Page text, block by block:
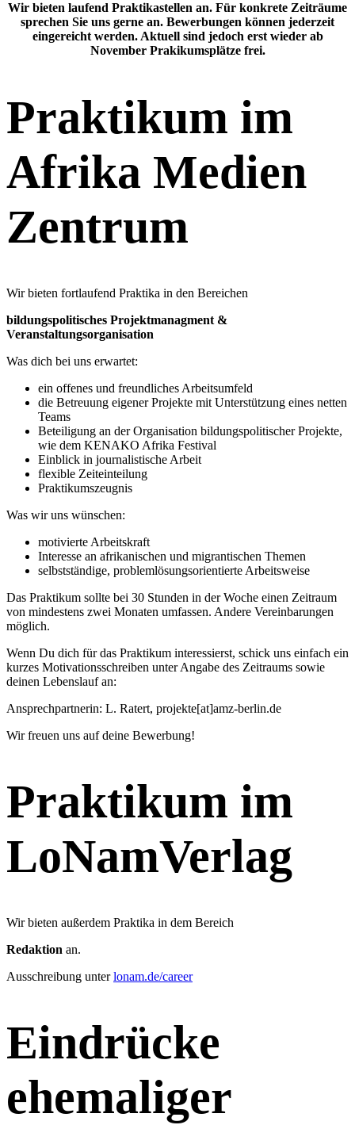
Wir bieten laufend Praktikastellen an. Für konkrete Zeiträume
sprechen Sie uns gerne an. Bewerbungen können jederzeit
eingereicht werden. Aktuell sind jedoch erst wieder ab
November Prakikumsplätze frei.
Praktikum im
Afrika Medien
Zentrum
Wir bieten fortlaufend Praktika in den Bereichen
bildungspolitisches Projektmanagment &
Veranstaltungsorganisation
Was dich bei uns erwartet:
ein offenes und freundliches Arbeitsumfeld
die Betreuung eigener Projekte mit Unterstützung eines netten
Teams
Beteiligung an der Organisation bildungspolitischer Projekte,
wie dem KENAKO Afrika Festival
Einblick in journalistische Arbeit
flexible Zeiteinteilung
Praktikumszeugnis
Was wir uns wünschen:
motivierte Arbeitskraft
Interesse an afrikanischen und migrantischen Themen
selbstständige, problemlösungsorientierte Arbeitsweise
Das Praktikum sollte bei 30 Stunden in der Woche einen Zeitraum
von mindestens zwei Monaten umfassen. Andere Vereinbarungen
möglich.
Wenn Du dich für das Praktikum interessierst, schick uns einfach ein
kurzes Motivationsschreiben unter Angabe des Zeitraums sowie
deinen Lebenslauf an:
Ansprechpartnerin: L. Ratert, projekte[at]amz-berlin.de
Wir freuen uns auf deine Bewerbung!
Praktikum im
LoNamVerlag
Wir bieten außerdem Praktika in dem Bereich
Redaktion an.
Ausschreibung unterlonam.de/career
Eindrücke
ehemaliger